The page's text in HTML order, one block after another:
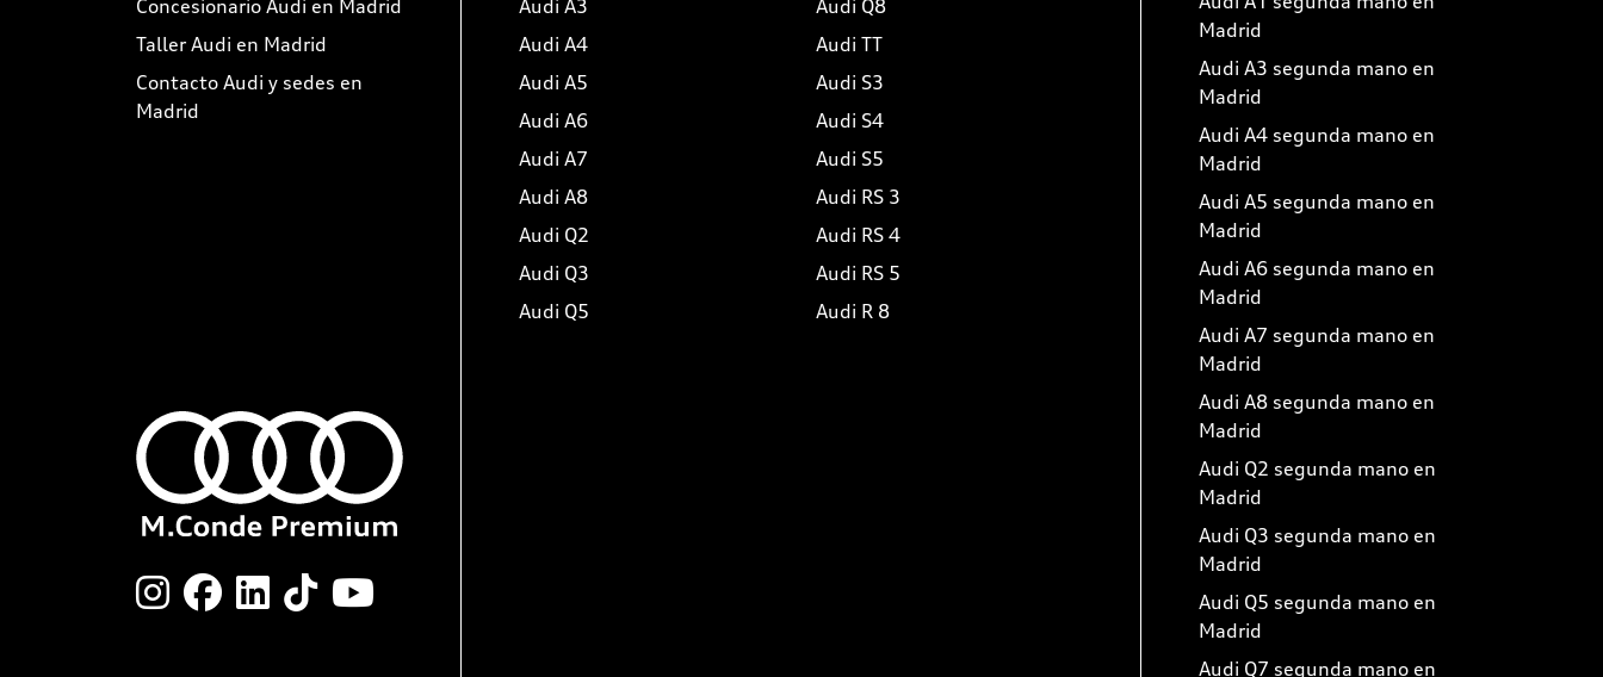
Concesionario Audi en Madrid
Taller Audi en Madrid
Contacto Audi y sedes en
Madrid
Audi A3
Audi A4
Audi A5
Audi A6
Audi A7
Audi A8
Audi Q2
Audi Q3
Audi Q5
Audi Q8
Audi TT
Audi S3
Audi S4
Audi S5
Audi RS 3
Audi RS 4
Audi RS 5
Audi R 8
Madrid
Audi A3 segunda mano en
Madrid
Audi A4 segunda mano en
Madrid
Audi A5 segunda mano en
Madrid
Audi A6 segunda mano en
Madrid
Audi A7 segunda mano en
Madrid
Audi A8 segunda mano en
Madrid
Audi Q2 segunda mano en
Madrid
Audi Q3 segunda mano en
Madrid
Audi Q5 segunda mano en
Madrid
Audi Q7 segunda mano en